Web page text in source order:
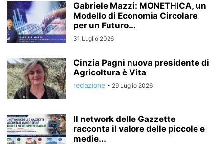
Gabriele Mazzi: MONETHICA, un
Modello di Economia Circolare
per un Futuro...
31 Luglio 2026
Cinzia Pagni nuova presidente di
Agricoltura è Vita
redazione - 29 Luglio 2026
Il network delle Gazzette
racconta il valore delle piccole e
medie...